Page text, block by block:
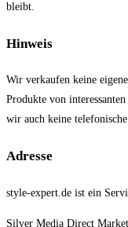
bleibt.
Hinweis
Wir verkaufen keine
Produkte von
wir auch keine
Adresse
style-expert.de ist ein
Silver Media Direct